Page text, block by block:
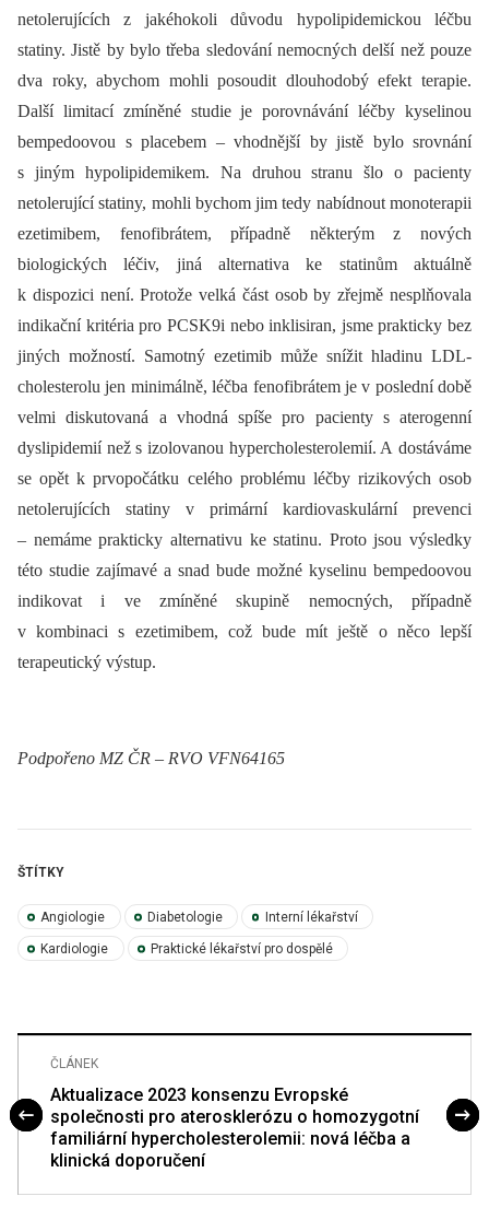
netolerujících z jakéhokoli důvodu hypolipidemickou léčbu
statiny. Jistě by bylo třeba sledování nemocných delší než pouze
dva roky, abychom mohli posoudit dlouhodobý efekt terapie.
Další limitací zmíněné studie je porovnávání léčby kyselinou
bempedoovou s placebem –⁠ vhodnější by jistě bylo srovnání
s jiným hypolipid­emikem. Na druhou stranu šlo o pacienty
netolerující statiny, mohli bychom jim tedy nabídnout monoterapii
ezetimibem, feno­fibrátem, případně některým z nových
biologických léčiv, jiná alternativa ke statinům aktuálně
k dispozici není. Protože velká část osob by zřejmě nesplňovala
indikační kritéria pro PCSK9i nebo inklisiran, jsme prakticky bez
jiných možností. Samotný ezetimib může snížit hladinu LDL-
cholesterolu jen minimálně, léčba fenofibrátem je v poslední době
velmi diskutovaná a vhodná spíše pro pacienty s aterogenní
dyslipidemií než s izolovanou hypercholesterolemií. A dostáváme
se opět k prvopočátku celého problému léčby rizikových osob
netolerujících statiny v primární kardiovaskulární prevenci
–⁠ nemáme prakticky alternativu ke statinu. Proto jsou výsledky
této studie zajímavé a snad bude možné kyselinu bempedoovou
indikovat i ve zmíněné skupině nemocných, případně
v kombinaci s ezetimibem, což bude mít ještě o něco lepší
terapeutický výstup.
Podpořeno MZ ČR –⁠ RVO VFN64165
ŠTÍTKY
Angiologie Diabetologie Interní lékařství
Kardiologie Praktické lékařství pro dospělé
ČLÁNEK
Aktualizace 2023 konsenzu Evropské
společnosti pro aterosklerózu o homozygotní
familiární hypercholesterolemii: nová léčba a
klinická doporučení